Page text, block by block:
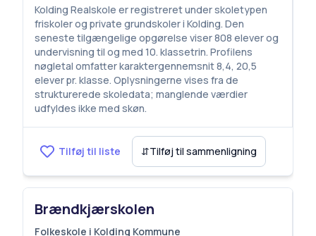
Kolding Realskole er registreret under skoletypen
friskoler og private grundskoler i Kolding. Den
seneste tilgængelige opgørelse viser 808 elever og
undervisning til og med 10. klassetrin. Profilens
nøgletal omfatter karaktergennemsnit 8,4, 20,5
elever pr. klasse. Oplysningerne vises fra de
strukturerede skoledata; manglende værdier
udfyldes ikke med skøn.
Tilføj til liste ⇵Tilføj til sammenligning
Brændkjærskolen
Folkeskole i Kolding Kommune